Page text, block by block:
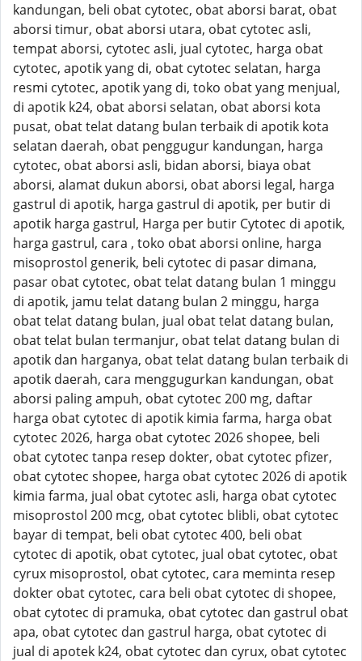
kandungan, beli obat cytotec, obat aborsi barat, obat
aborsi timur, obat aborsi utara, obat cytotec asli,
tempat aborsi, cytotec asli, jual cytotec, harga obat
cytotec, apotik yang di, obat cytotec selatan, harga
resmi cytotec, apotik yang di, toko obat yang menjual,
di apotik k24, obat aborsi selatan, obat aborsi kota
pusat, obat telat datang bulan terbaik di apotik kota
selatan daerah, obat penggugur kandungan, harga
cytotec, obat aborsi asli, bidan aborsi, biaya obat
aborsi, alamat dukun aborsi, obat aborsi legal, harga
gastrul di apotik, harga gastrul di apotik, per butir di
apotik harga gastrul, Harga per butir Cytotec di apotik,
harga gastrul, cara , toko obat aborsi online, harga
misoprostol generik, beli cytotec di pasar dimana,
pasar obat cytotec, obat telat datang bulan 1 minggu
di apotik, jamu telat datang bulan 2 minggu, harga
obat telat datang bulan, jual obat telat datang bulan,
obat telat bulan termanjur, obat telat datang bulan di
apotik dan harganya, obat telat datang bulan terbaik di
apotik daerah, cara menggugurkan kandungan, obat
aborsi paling ampuh, obat cytotec 200 mg, daftar
harga obat cytotec di apotik kimia farma, harga obat
cytotec 2026, harga obat cytotec 2026 shopee, beli
obat cytotec tanpa resep dokter, obat cytotec pfizer,
obat cytotec shopee, harga obat cytotec 2026 di apotik
kimia farma, jual obat cytotec asli, harga obat cytotec
misoprostol 200 mcg, obat cytotec blibli, obat cytotec
bayar di tempat, beli obat cytotec 400, beli obat
cytotec di apotik, obat cytotec, jual obat cytotec, obat
cyrux misoprostol, obat cytotec, cara meminta resep
dokter obat cytotec, cara beli obat cytotec di shopee,
obat cytotec di pramuka, obat cytotec dan gastrul obat
apa, obat cytotec dan gastrul harga, obat cytotec di
jual di apotek k24, obat cytotec dan cyrux, obat cytotec